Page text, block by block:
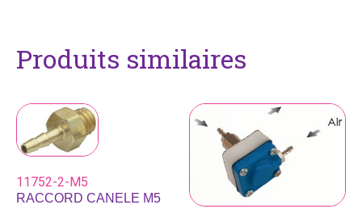
Produits similaires
11752-2-M5
RACCORD CANELE M5